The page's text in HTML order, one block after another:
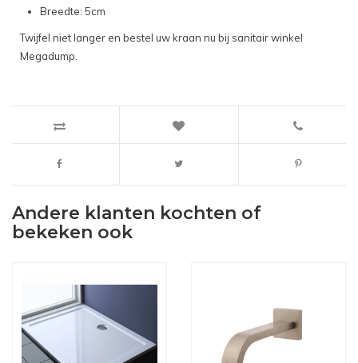
Breedte: 5cm
Twijfel niet langer en bestel uw kraan nu bij sanitair winkel
Megadump.
Andere klanten kochten of
bekeken ook